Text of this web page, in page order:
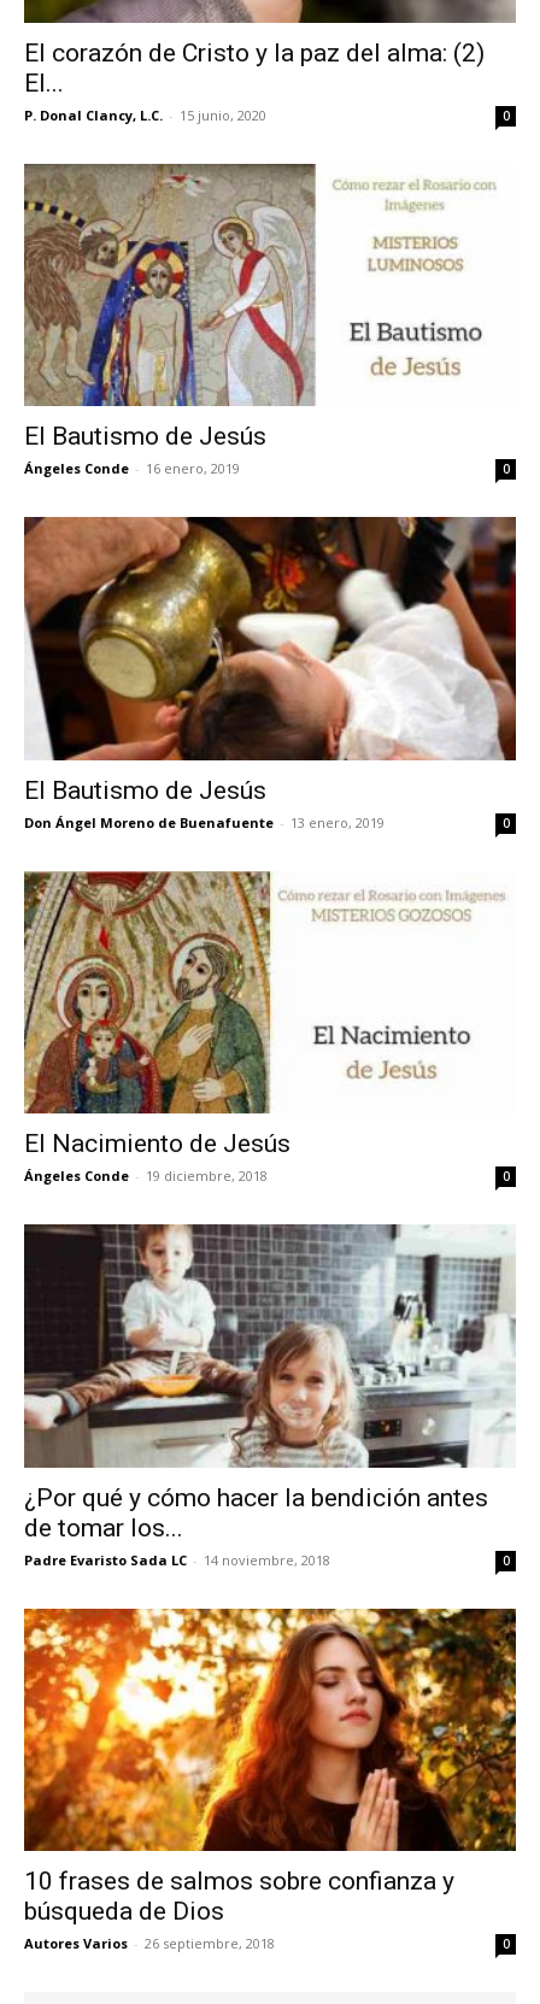
El corazón de Cristo y la paz del alma: (2)
El...
P. Donal Clancy, L.C. - 15 junio, 2020 0
El Bautismo de Jesús
Ángeles Conde - 16 enero, 2019 0
El Bautismo de Jesús
Don Ángel Moreno de Buenafuente - 13 enero, 2019 0
El Nacimiento de Jesús
Ángeles Conde - 19 diciembre, 2018 0
¿Por qué y cómo hacer la bendición antes
de tomar los...
Padre Evaristo Sada LC - 14 noviembre, 2018 0
10 frases de salmos sobre confianza y
búsqueda de Dios
Autores Varios - 26 septiembre, 2018 0